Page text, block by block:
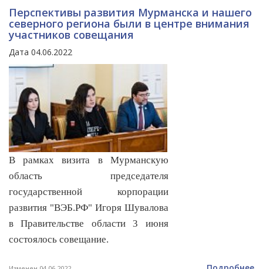
Перспективы развития Мурманска и нашего
северного региона были в центре внимания
участников совещания
Дата 04.06.2022
В рамках визита в Мурманскую
область председателя
государственной корпорации
развития "ВЭБ.РФ" Игоря Шувалова
в Правительстве области 3 июня
состоялось совещание.